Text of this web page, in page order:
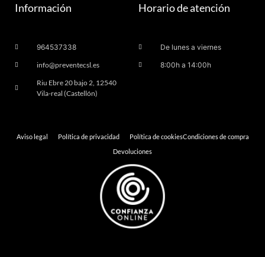
Información
964537338
info@preventecsl.es
Riu Ebre 20 bajo 2, 12540
Vila-real (Castellón)
Horario de atención
De lunes a viernes
8:00h a 14:00h
Aviso legal Política de privacidad Política de cookiesCondiciones de compra
Devoluciones